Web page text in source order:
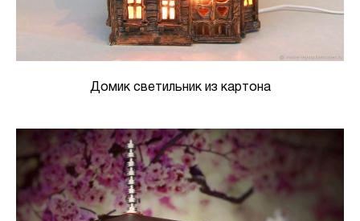
Домик светильник из картона